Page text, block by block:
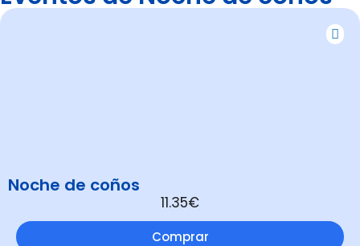
Noche de coños
11.35€
Comprar